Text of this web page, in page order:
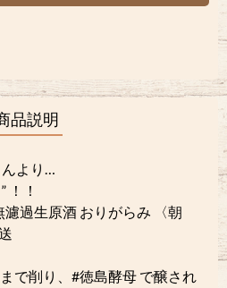
品説明
より…
！！︎
過生原酒 おりがらみ 〈朝
で削り、#徳島酵母 で醸され